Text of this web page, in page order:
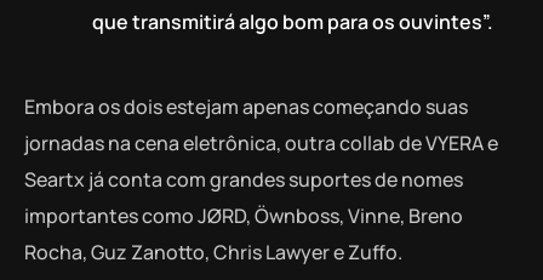
que transmitirá algo bom para os ouvintes”.
Embora os dois estejam apenas começando suas
jornadas na cena eletrônica, outra collab de VYERA e
Seartx já conta com grandes suportes de nomes
importantes como JØRD, Öwnboss, Vinne, Breno
Rocha, Guz Zanotto, Chris Lawyer e Zuffo.